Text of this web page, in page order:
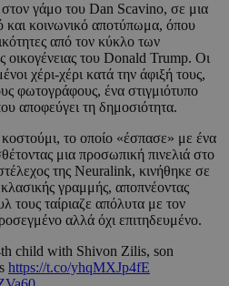
γάμο του Dan Scavino, σε μια
και κοινωνικό αποτύπωμα, όπου
από τον κύκλο των
οικογένειας του Donald Trump. Οι
χέρι-χέρι κατά την άφιξή τους,
φωτογράφους, ένα στιγμιότυπο
αποφεύγει τη δημοσιότητα.
το οποίο «έσπασε» με ένα
μια προσωπική πινελιά στο
της Neuralink, κινήθηκε σε
γραμμής, αποπνέοντας
τους ταίριαζε απόλυτα με τον
αλλά όχι επιτηδευμένο.
child with Shivon Zilis, son
https://t.co/yhqMXJp4fE